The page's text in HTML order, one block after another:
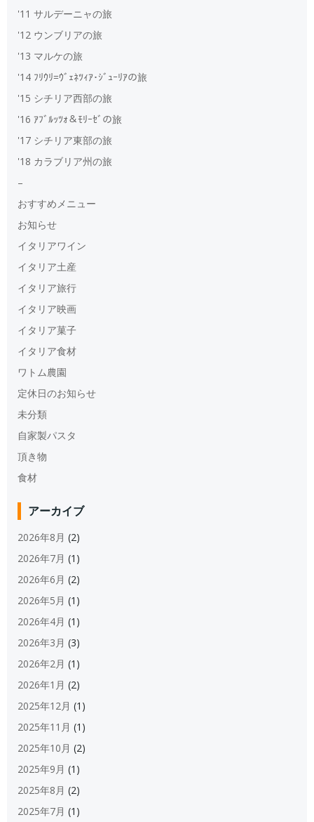
'11 サルデーニャの旅
'12 ウンブリアの旅
'13 マルケの旅
'14 ﾌﾘｳﾘ=ｳﾞｪﾈﾂｨｱ･ｼﾞｭｰﾘｱの旅
'15 シチリア西部の旅
'16 ｱﾌﾞﾙｯﾂｫ＆ﾓﾘｰｾﾞの旅
'17 シチリア東部の旅
'18 カラブリア州の旅
–
おすすめメニュー
お知らせ
イタリアワイン
イタリア土産
イタリア旅行
イタリア映画
イタリア菓子
イタリア食材
ワトム農園
定休日のお知らせ
未分類
自家製パスタ
頂き物
食材
アーカイブ
2026年8月 (2)
2026年7月 (1)
2026年6月 (2)
2026年5月 (1)
2026年4月 (1)
2026年3月 (3)
2026年2月 (1)
2026年1月 (2)
2025年12月 (1)
2025年11月 (1)
2025年10月 (2)
2025年9月 (1)
2025年8月 (2)
2025年7月 (1)